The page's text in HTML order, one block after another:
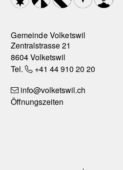
Gemeinde Volketswil
Zentralstrasse 21
8604 Volketswil
Tel.
+41 44 910 20 20
info@volketswil.ch
Öffnungszeiten